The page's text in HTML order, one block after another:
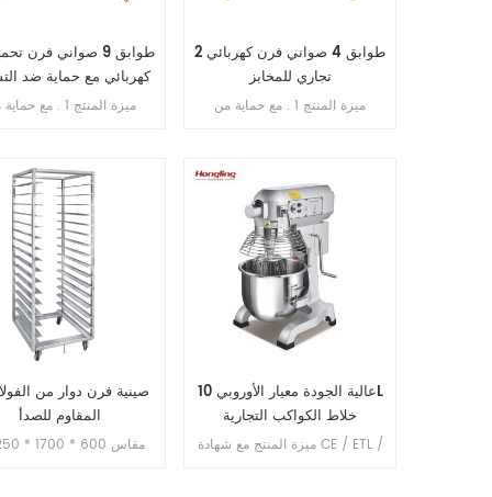
كهربائي مع حماية ضد
ميزة المنتج 1 . مع
تحكم في الموقت
2 طوابق 4 صواني فرن كهربائي
تجاري للمخابز
ميزة المنتج 1 . مع حماية من
الزائدة / الحمل الزائد . 4 . مع
المقاوم للصدأ
عالية الجودة معيار الأوروبي 10L
خلاط الكواكب التجارية
ميزة المنتج مع شهادة CE / ETL /